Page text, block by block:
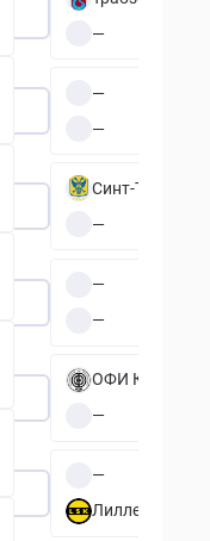
—
—
—
Синт-Трёйден
—
—
—
ОФИ Крит
—
—
Лиллестрём